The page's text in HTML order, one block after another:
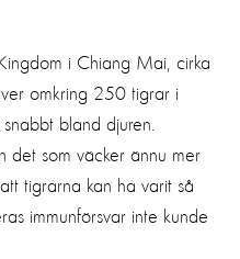
i Chiang Mai, cirka
omkring 250 tigrar i
bland djuren.
det som väcker ännu mer
tigrarna kan ha varit så
immunförsvar inte kunde